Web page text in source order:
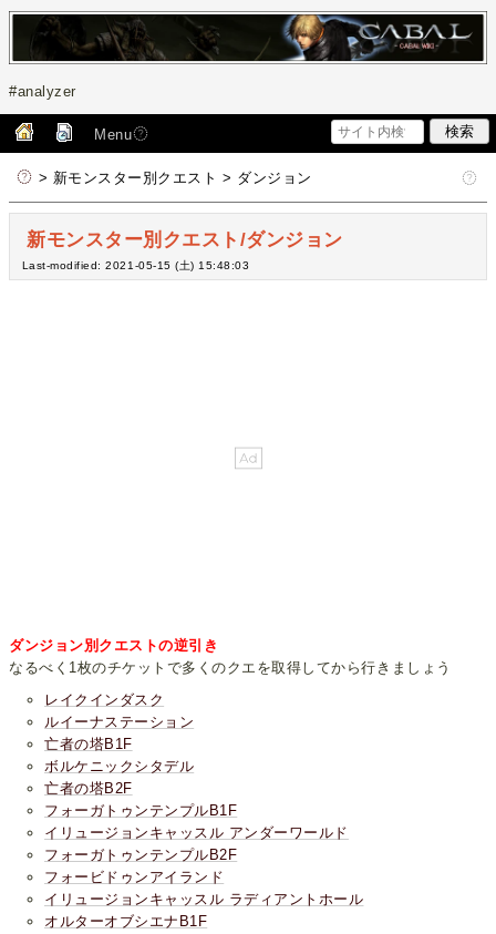
#analyzer
Menu
> 新モンスター別クエスト > ダンジョン
新モンスター別クエスト/ダンジョン
Last-modified: 2021-05-15 (土) 15:48:03
ダンジョン別クエストの逆引き
なるべく1枚のチケットで多くのクエを取得してから行きましょう
レイクインダスク
ルイーナステーション
亡者の塔B1F
ボルケニックシタデル
亡者の塔B2F
フォーガトゥンテンプルB1F
イリュージョンキャッスル アンダーワールド
フォーガトゥンテンプルB2F
フォービドゥンアイランド
イリュージョンキャッスル ラディアントホール
オルターオブシエナB1F